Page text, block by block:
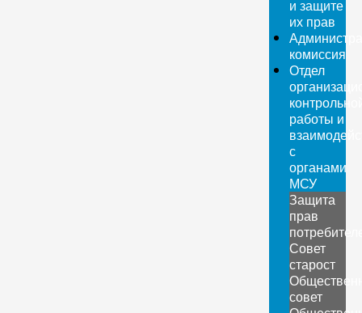
и защите
их прав
комиссия
Отдел
работы и
с
органами
МСУ
Защита
прав
Совет
старост
совет